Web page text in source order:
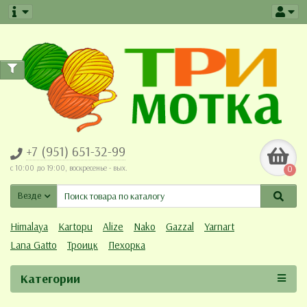
+7 (951) 651-32-99
c 10:00 до 19:00, воскресенье - вых. 0
Везде
Himalaya Kartopu Alize Nako Gazzal
Yarnart
Lana Gatto
Троицк Пехорка
Категории